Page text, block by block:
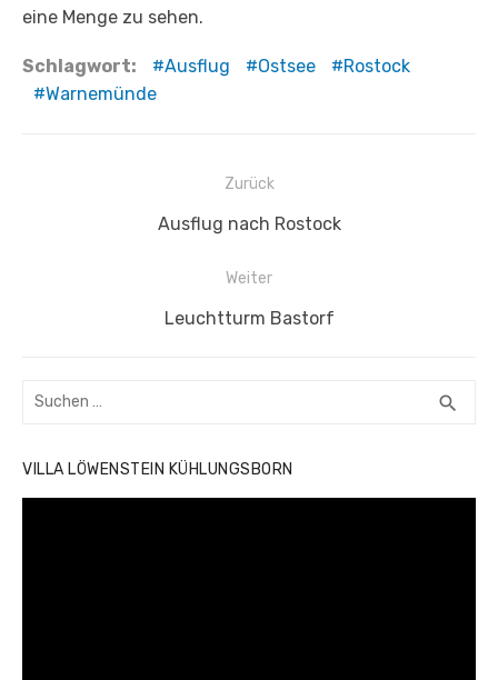
eine Menge zu sehen.
Schlagwort: Ausflug Ostsee
Rostock
Warnemünde
Beitragsnavigation
Zurück
Vorheriger
Ausflug nach Rostock
Weiter
Nächster
Leuchtturm Bastorf
Suchen
search
VILLA LÖWENSTEIN KÜHLUNGSBORN